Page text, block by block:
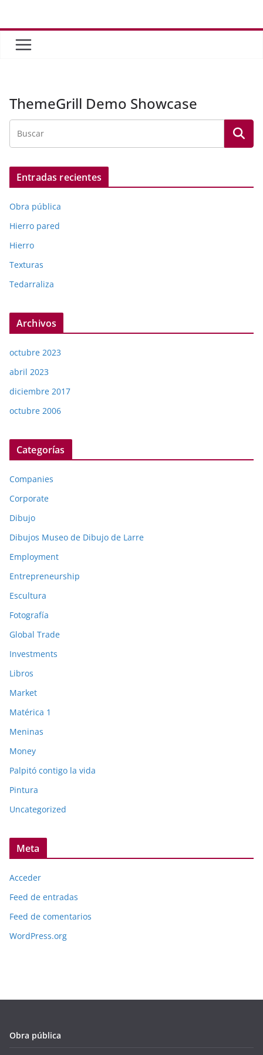
contenido
ThemeGrill Demo Showcase
Entradas recientes
Obra pública
Hierro pared
Hierro
Texturas
Tedarraliza
Archivos
octubre 2023
abril 2023
diciembre 2017
octubre 2006
Categorías
Companies
Corporate
Dibujo
Dibujos Museo de Dibujo de Larre
Employment
Entrepreneurship
Escultura
Fotografía
Global Trade
Investments
Libros
Market
Matérica 1
Meninas
Money
Palpitó contigo la vida
Pintura
Uncategorized
Meta
Acceder
Feed de entradas
Feed de comentarios
WordPress.org
Obra pública